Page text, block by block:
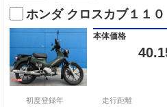
ホンダ クロスカブ１１
本体価格
初度登録年
走行距離